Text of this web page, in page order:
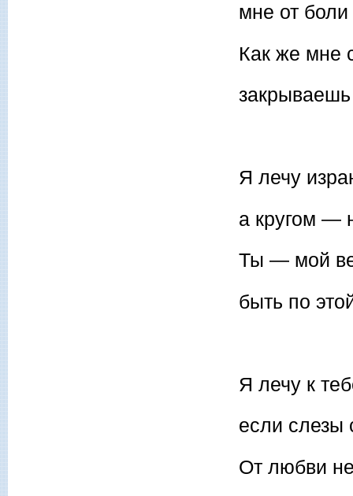
мне от боли
Как же мне
Я лечу
а кругом —
Ты — мой
быть по
Я лечу к
если слезы
От любви